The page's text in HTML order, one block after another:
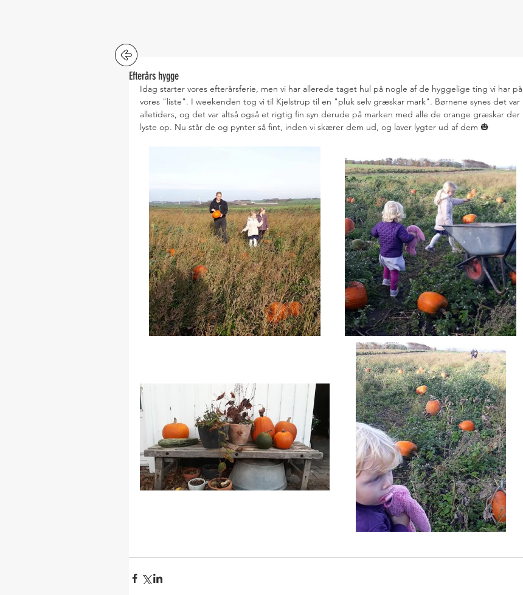
Efterårs hygge
Idag starter vores efterårsferie, men vi har allerede taget hul på nogle af de hyggelige ting vi har på
vores "liste". I weekenden tog vi til Kjelstrup til en "pluk selv græskar mark". Børnene synes det var
alletiders, og det var altså også et rigtig fin syn derude på marken med alle de orange græskar der
lyste op. Nu står de og pynter så fint, inden vi skærer dem ud, og laver lygter ud af dem 🎃